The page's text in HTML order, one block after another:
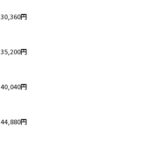
30,360円
35,200円
40,040円
44,880円